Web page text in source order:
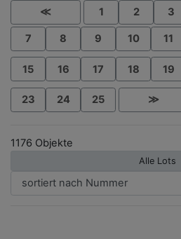
≪ 1 2 3
7 8 9 10 11
15 16 17 18 19
23 24 25 ≫
1176 Objekte
Alle Lots